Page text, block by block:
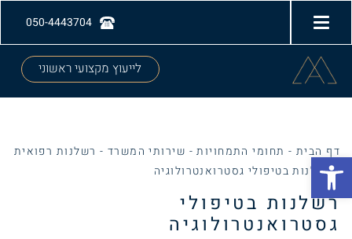
Open toolbar
050-4443704
לייעוץ מקצועי ראשוני
דף הבית - תחומי התמחויות- שירותי המשרד - רשלנות רפואית
-רשלנות בטיפולי גסטרואנטרולוגיה
רשלנות בטיפולי
גסטרואנטרולוגיה